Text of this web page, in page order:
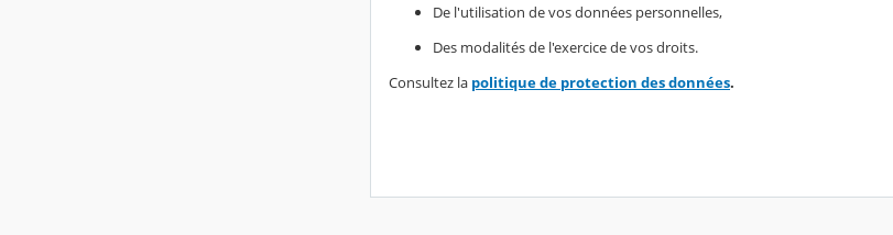
De l'utilisation de vos données personnelles,
Des modalités de l'exercice de vos droits.
Consultez la politique de protection des données.